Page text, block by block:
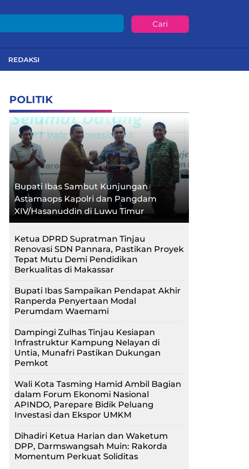
Cari
REDAKSI
POLITIK
Bupati Ibas Sambut Kunjungan
Astamaops Kapolri dan Pangdam
XIV/Hasanuddin di Luwu Timur
Ketua DPRD Supratman Tinjau
Renovasi SDN Pannara, Pastikan Proyek
Tepat Mutu Demi Pendidikan
Berkualitas di Makassar
Bupati Ibas Sampaikan Pendapat Akhir
Ranperda Penyertaan Modal
Perumdam Waemami
Dampingi Zulhas Tinjau Kesiapan
Infrastruktur Kampung Nelayan di
Untia, Munafri Pastikan Dukungan
Pemkot
Wali Kota Tasming Hamid Ambil Bagian
dalam Forum Ekonomi Nasional
APINDO, Parepare Bidik Peluang
Investasi dan Ekspor UMKM
Dihadiri Ketua Harian dan Waketum
DPP, Darmswangsah Muin: Rakorda
Momentum Perkuat Soliditas